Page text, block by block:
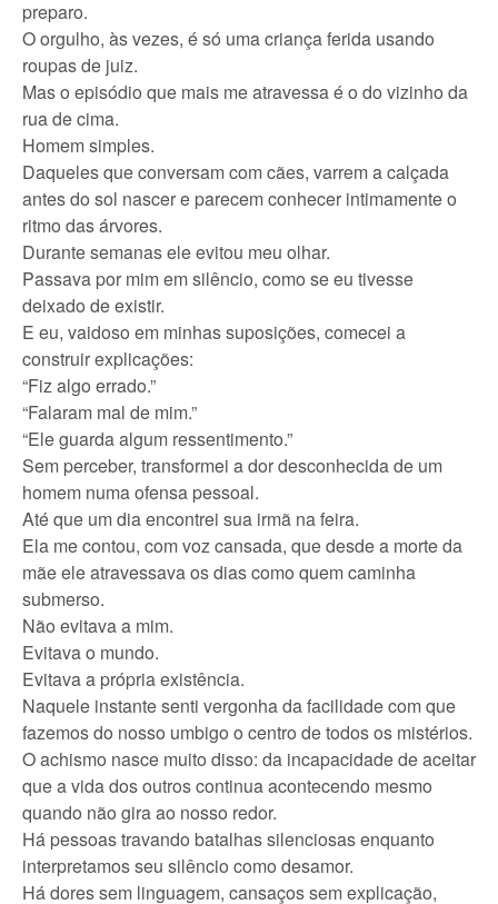
preparo.
O orgulho, às vezes, é só uma criança ferida usando
roupas de juiz.
Mas o episódio que mais me atravessa é o do vizinho da
rua de cima.
Homem simples.
Daqueles que conversam com cães, varrem a calçada
antes do sol nascer e parecem conhecer intimamente o
ritmo das árvores.
Durante semanas ele evitou meu olhar.
Passava por mim em silêncio, como se eu tivesse
deixado de existir.
E eu, vaidoso em minhas suposições, comecei a
construir explicações:
“Fiz algo errado.”
“Falaram mal de mim.”
“Ele guarda algum ressentimento.”
Sem perceber, transformei a dor desconhecida de um
homem numa ofensa pessoal.
Até que um dia encontrei sua irmã na feira.
Ela me contou, com voz cansada, que desde a morte da
mãe ele atravessava os dias como quem caminha
submerso.
Não evitava a mim.
Evitava o mundo.
Evitava a própria existência.
Naquele instante senti vergonha da facilidade com que
fazemos do nosso umbigo o centro de todos os mistérios.
O achismo nasce muito disso: da incapacidade de aceitar
que a vida dos outros continua acontecendo mesmo
quando não gira ao nosso redor.
Há pessoas travando batalhas silenciosas enquanto
interpretamos seu silêncio como desamor.
Há dores sem linguagem, cansaços sem explicação,